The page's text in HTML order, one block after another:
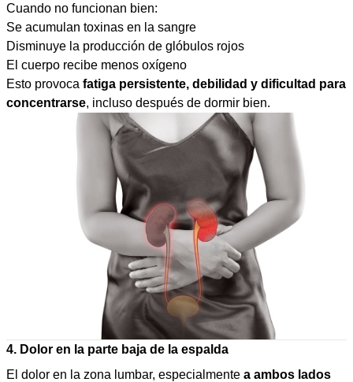
Cuando no funcionan bien:
Se acumulan toxinas en la sangre
Disminuye la producción de glóbulos rojos
El cuerpo recibe menos oxígeno
Esto provoca fatiga persistente, debilidad y dificultad para
concentrarse, incluso después de dormir bien.
4. Dolor en la parte baja de la espalda
El dolor en la zona lumbar, especialmente a ambos lados